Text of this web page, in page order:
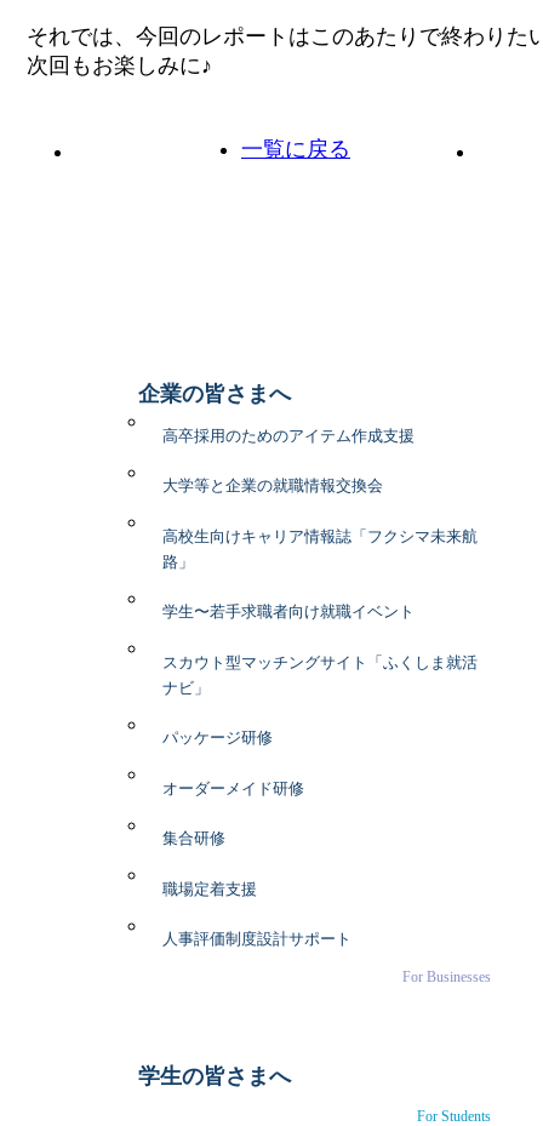
それでは、今回のレポートはこのあたりで終わりた
次回もお楽しみに♪
一覧に戻る
企業の皆さまへ
高卒採用のためのアイテム作成支援
大学等と企業の就職情報交換会
高校生向けキャリア情報誌「フクシマ未来航
路」
学生〜若手求職者向け就職イベント
スカウト型マッチングサイト「ふくしま就活
ナビ」
パッケージ研修
オーダーメイド研修
集合研修
職場定着支援
人事評価制度設計サポート
For Businesses
学生の皆さまへ
For Students